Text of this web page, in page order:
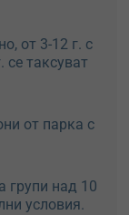
от 3-12 г. с
таксуват
от парка с
групи над 10
условия.